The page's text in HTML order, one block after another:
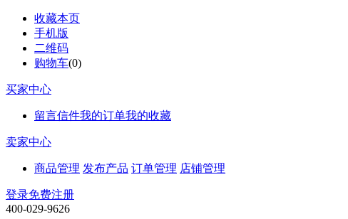
收藏本页
手机版
二维码
购物车(0)
买家中心
留言信件我的订单我的收藏
卖家中心
商品管理 发布产品 订单管理 店铺管理
登录免费注册
400-029-9626